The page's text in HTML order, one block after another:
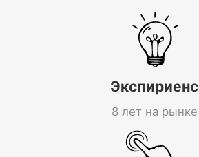
Экспириенс
8 лет на рынке